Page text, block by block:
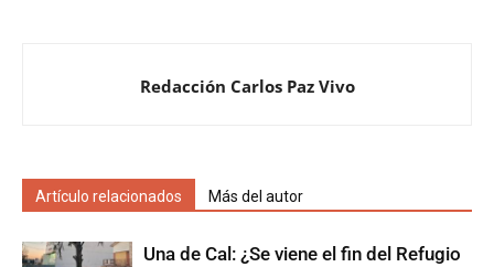
Redacción Carlos Paz Vivo
Artículo relacionados Más del autor
Una de Cal: ¿Se viene el fin del Refugio